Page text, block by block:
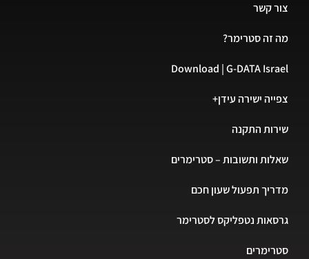
צור קשר
מה זה סטרימר?
Download | G-DATA Israel
צפייה ישירה עידן+
שירות התקנה
שאלות ותשובות – סטרימרים
מדריך תפעול שעון חכם
גרסאות נטפליקס לסטרימר
סטרימרים